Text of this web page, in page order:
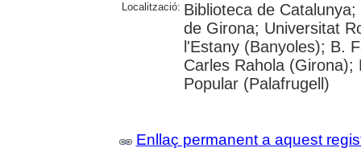
Localització: Biblioteca de
de Girona; Universitat
l'Estany (Banyoles); B.
Carles Rahola
Popular (Palafrugell)
Enllaç permanent a aquest